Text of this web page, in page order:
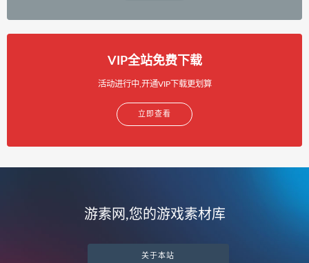
VIP全站免费下载
活动进行中,开通VIP下载更划算
立即查看
游素网,您的游戏素材库
关于本站